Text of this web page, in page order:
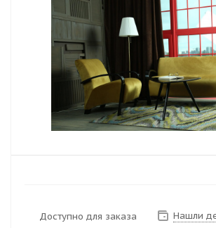
Доступно для заказа
Нашли